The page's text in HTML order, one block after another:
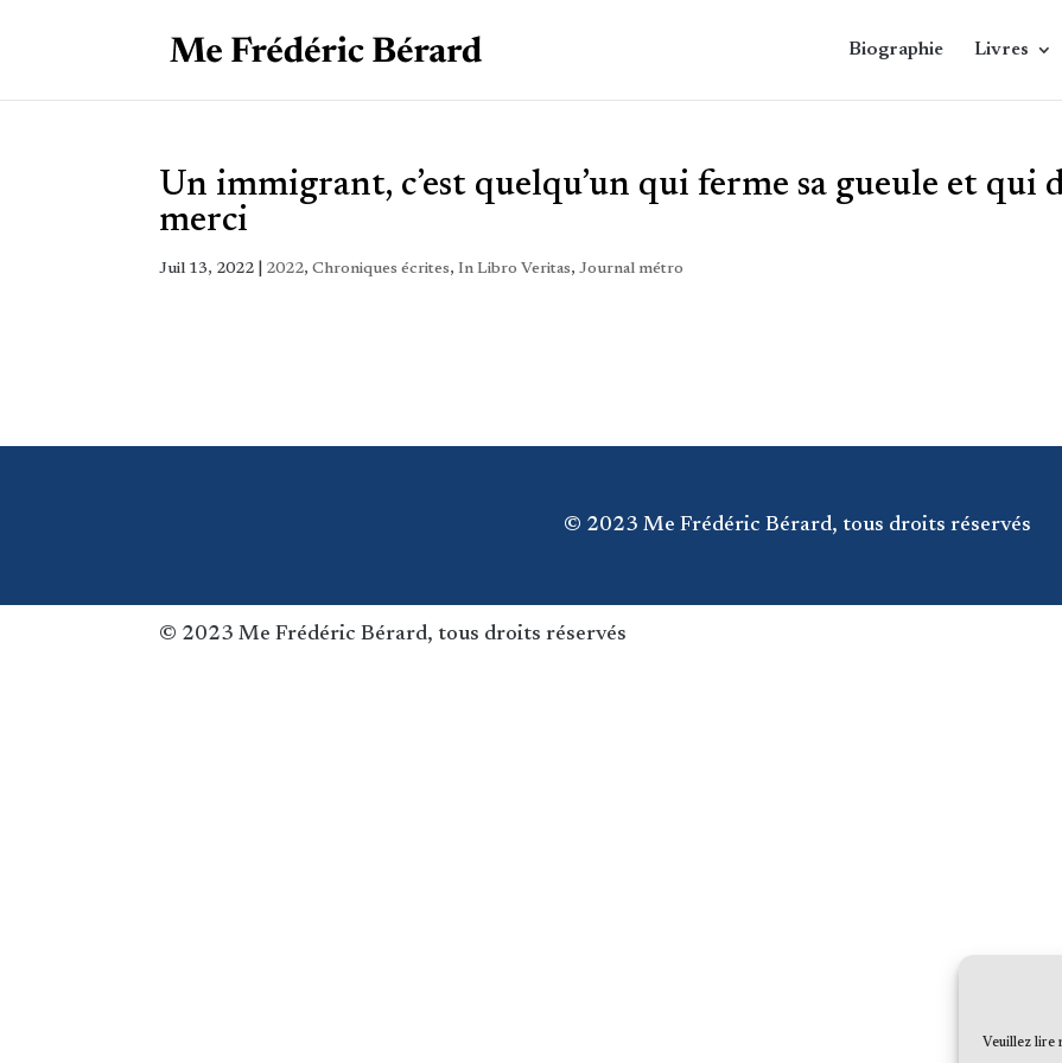
Veuillez lire
Biographie Livres
Un immigrant, c’est quelqu’un qui ferme sa gueule et qui
merci
Juil 13, 2022 2022,Chroniques écrites,In Libro Veritas,Journal métro
© 2023 Me Frédéric Bérard, tous droits réservés
© 2023 Me Frédéric Bérard, tous droits réservés